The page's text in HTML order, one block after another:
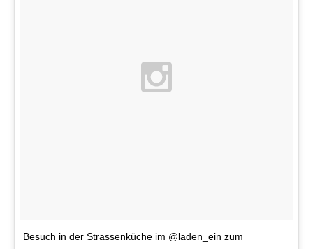
Besuch in der Strassenküche im @laden_ein zum